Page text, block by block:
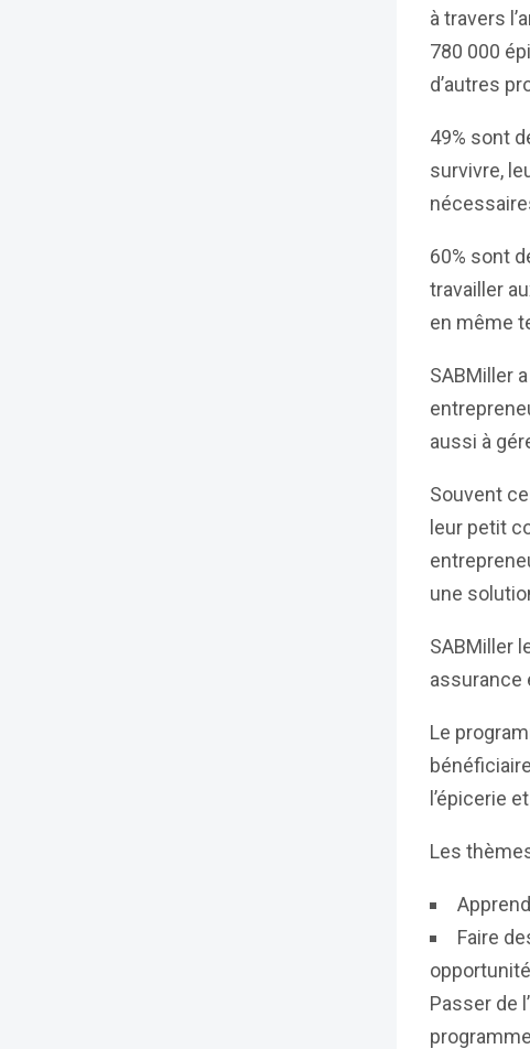
à travers
780 000
d’autres
49% sont
survivre,
60% sont
travailler
en même
SABMiller
aussi à
Souvent
leur petit
une
SABMiller
assurance
Le
l’épicerie
Les
Faire
Passer de